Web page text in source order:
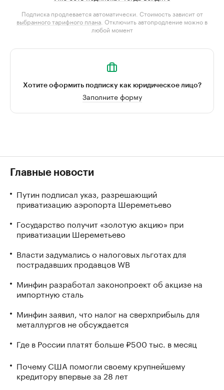
Подписка продлевается автоматически. Стоимость зависит от
выбранного тарифного плана . Отключить автопродление можно в
любой момент
Хотите оформить подписку как юридическое лицо?
Заполните форму
Главные новости
Путин подписал указ, разрешающий
приватизацию аэропорта Шереметьево
Государство получит «золотую акцию» при
приватизации Шереметьево
Власти задумались о налоговых льготах для
пострадавших продавцов WB
Минфин разработал законопроект об акцизе на
импортную сталь
Минфин заявил, что налог на сверхприбыль для
металлургов не обсуждается
Где в России платят больше ₽500 тыс. в месяц
Почему США помогли своему крупнейшему
кредитору впервые за 28 лет